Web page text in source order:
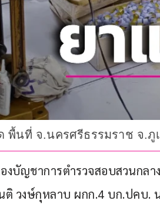
พื้นที่ จ.นครศรีธรรมราช จ.ภู
งบัญชาการตำรวจสอบสวนกล
ติ วงษ์กุหลาบ ผกก.4 บก.ปคบ.